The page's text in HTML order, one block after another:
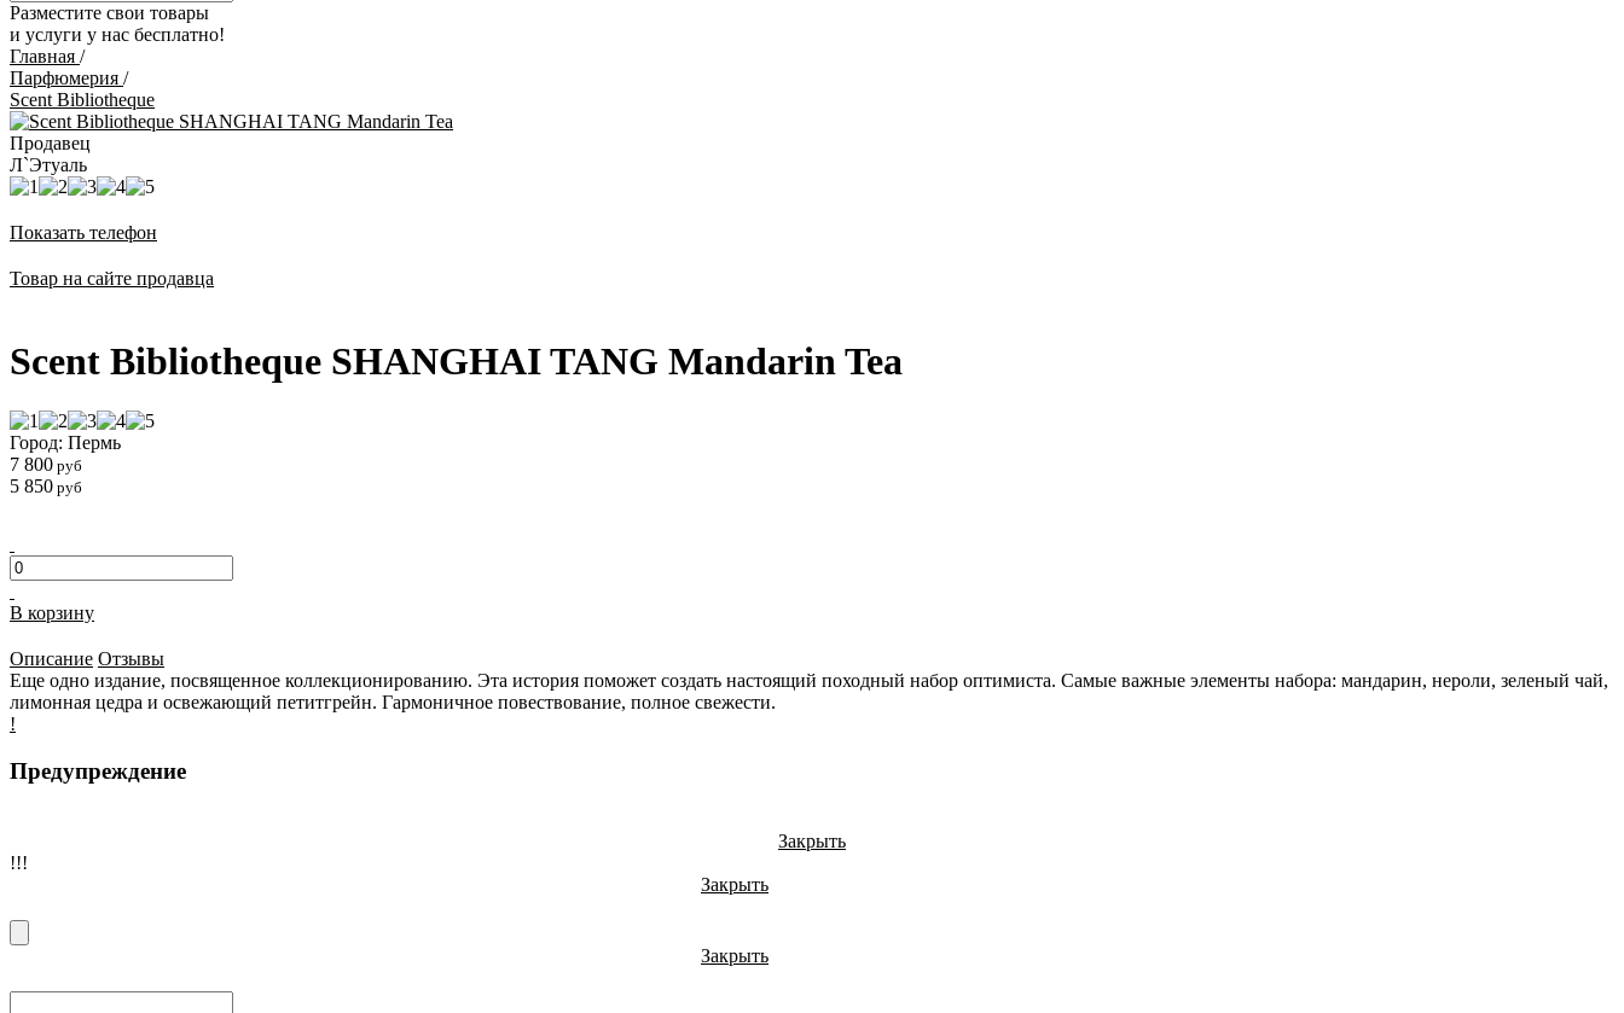
Разместите свои товары
и услуги у нас бесплатно!
Главная /
Парфюмерия /
Scent Bibliotheque
Продавец
Л`Этуаль
Показать телефон
Товар на сайте продавца
Scent Bibliotheque SHANGHAI TANG Mandarin Tea
Город: Пермь
7 800 руб
5 850 руб
В корзину
Описание Отзывы
Еще одно издание, посвященное коллекционированию. Эта история поможет создать настоящий походный набор оптимиста. Самые важные элементы набора: мандарин, нероли, зеленый чай,
лимонная цедра и освежающий петитгрейн. Гармоничное повествование, полное свежести.
!
Предупреждение
Закрыть
!!!
Закрыть
Закрыть